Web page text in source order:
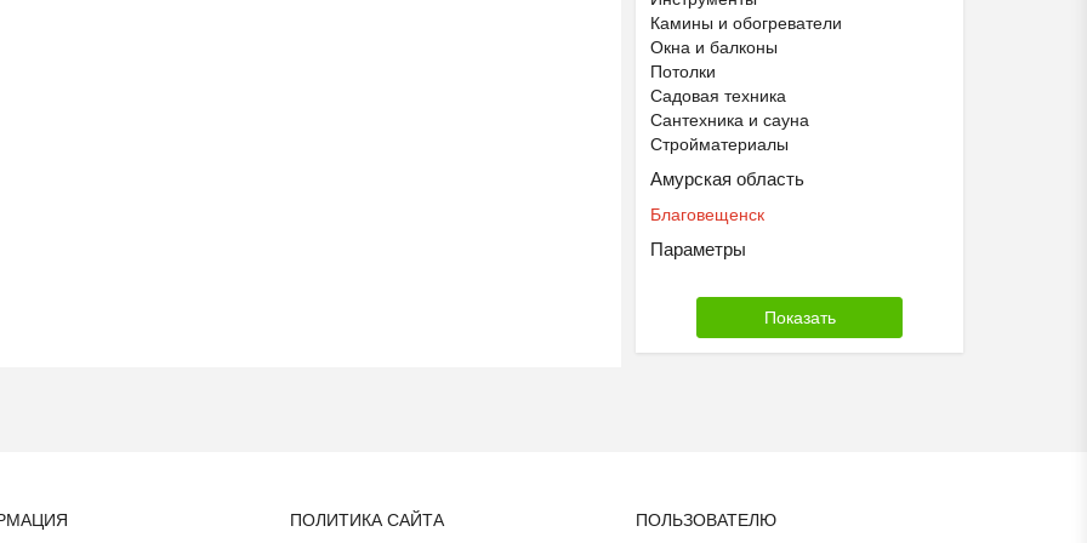
Камины и обогреватели
Окна и балконы
Потолки
Садовая техника
Сантехника и сауна
Стройматериалы
Амурская область
Благовещенск
Параметры
ПОЛИТИКА САЙТА ПОЛЬЗОВАТЕЛЮ